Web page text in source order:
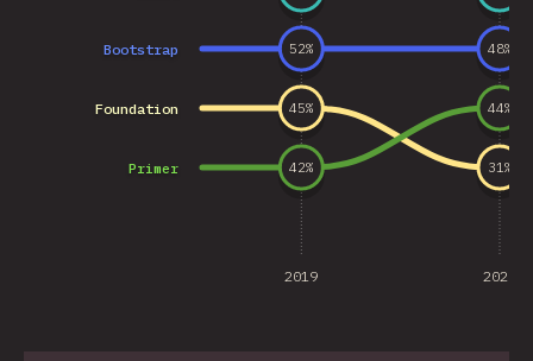
2019 2020
Bootstrap
Foundation
Primer
52% 48%
45%
31%
42%
44%